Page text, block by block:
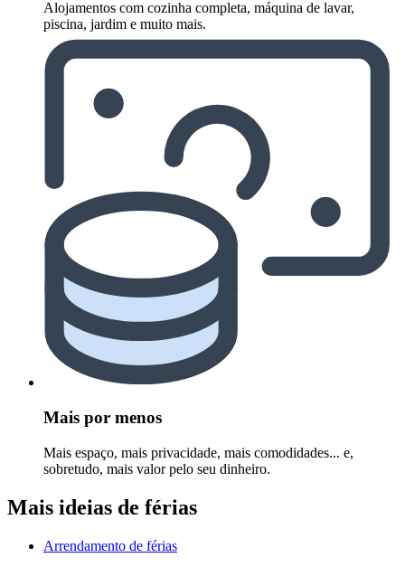
Alojamentos com cozinha completa, máquina de lavar,
piscina, jardim e muito mais.
Mais por menos
Mais espaço, mais privacidade, mais comodidades... e,
sobretudo, mais valor pelo seu dinheiro.
Mais ideias de férias
Arrendamento de férias